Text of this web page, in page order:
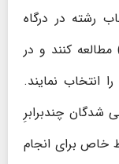
رشته در درگاه
كنند و در
انتخاب نمایند.
چندبرابرِ
خاص برای انجام